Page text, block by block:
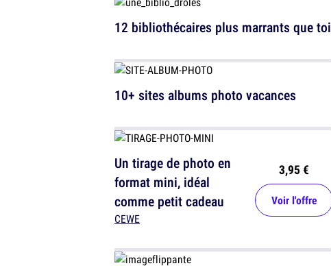
12 bibliothécaires plus marrants que toi
10+ sites albums photo vacances
Un tirage de photo en
format mini, idéal
comme petit cadeau
CEWE
3,95 €
Voir l'offre